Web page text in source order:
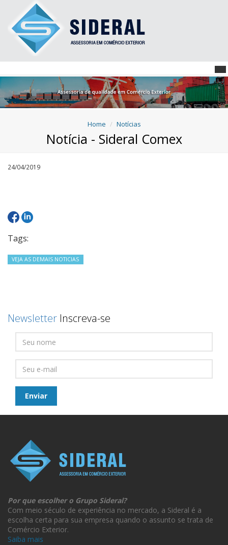
Home Notícias
Notícia - Sideral Comex
24/04/2019
Tags:
VEJA AS DEMAIS NOTICIAS
Newsletter Inscreva-se
Por que escolher o Grupo Sideral?
Com meio século de experiência no mercado, a Sideral é a
escolha certa para sua empresa quando o assunto se trata de
Comércio Exterior.
Saiba mais